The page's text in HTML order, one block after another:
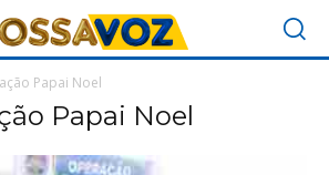
Papai Noel
Papai Noel